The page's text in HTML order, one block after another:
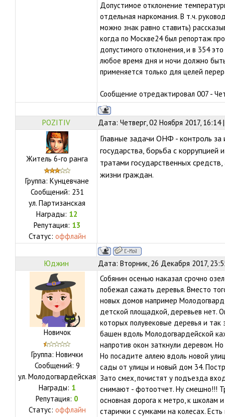
Допустимое отклонение
отдельная наркомания. В т.ч.
можно знак равно ставить)
когда по Москве24 был репортаж
допустимого отклонения, и в 354
любое время дня и ночи должно
применяется только для целей
Сообщение отредактировал 007 -
POZITIV Дата: Четверг, 02 Ноября 2017,
Житель 6-го ранга
Группа: Кунцевчане
Сообщений: 231
ул. Партизанская
Награды: 12
Репутация: 13
Статус: оффлайн
Главные задачи ОНФ - контроль за
государства, борьба с
тратами государственных
жизни граждан.
Юджин Дата: Вторник, 26 Декабря 2017,
Новичок
Группа: Новички
Сообщений: 9
ул. Молодогвардейская
Награды: 1
Репутация: 0
Статус: оффлайн
Собянин осенью наказал срочно
побежал сажать деревья. Вместо
новых домов например
детской площадкой, деревьев нет.
которых полувековые деревья и
башен вдоль Молодогвардейской
напротив окон заткнули деревом.
Но посадите аллею вдоль новой
сады от улицы и новый дом 34.
Зато смех, почистят у подъезда
снимают - фотоотчет. Ну смешно!!!
основная дорога к метро, к школам
старички с сумками на колесах.